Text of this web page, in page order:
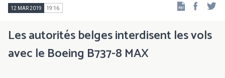
12 MAR 2019 19:16
Les autorités belges interdisent les vols
avec le Boeing B737-8 MAX